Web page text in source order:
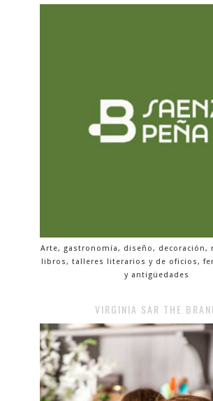
Arte, gastronomía, diseño, decoración,
libros, talleres literarios y de oficios,
y antigüedades
VIRGINIA SAR THE